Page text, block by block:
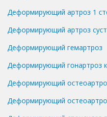
Деформирующий артроз 1
Деформирующий артроз
Деформирующий гемартроз
Деформирующий гонартроз
Деформирующий
Деформирующий